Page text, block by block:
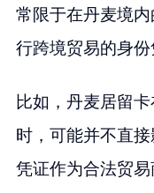
常限于在丹麦境
行跨境贸易的身份
比如，丹麦居留
时，可能并不直
凭证作为合法贸